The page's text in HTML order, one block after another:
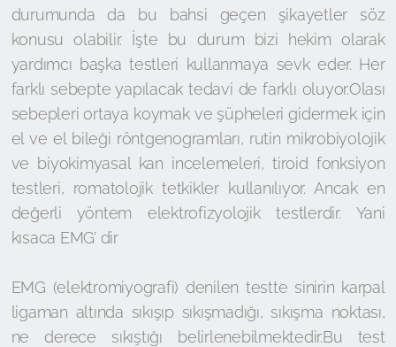
durumunda da bu bahsi geçen şikayetler söz
konusu olabilir. İşte bu durum bizi hekim olarak
yardımcı başka testleri kullanmaya sevk eder. Her
farklı sebepte yapılacak tedavi de farklı oluyor.Olası
sebepleri ortaya koymak ve şüpheleri gidermek için
el ve el bileği röntgenogramları, rutin mikrobiyolojik
ve biyokimyasal kan incelemeleri, tiroid fonksiyon
testleri, romatolojik tetkikler kullanılıyor. Ancak en
değerli yöntem elektrofizyolojik testlerdir. Yani
kısaca EMG’ dir
EMG (elektromiyografi) denilen testte sinirin karpal
ligaman altında sıkışıp sıkışmadığı, sıkışma noktası,
ne derece sıkıştığı belirlenebilmektedir.Bu test